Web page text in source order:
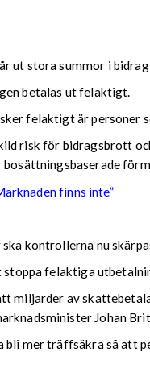
ut stora summor i
betalas ut felaktigt.
felaktigt är
risk för bidragsbrott
finns inte”
kontrollerna nu
felaktiga
miljarder av
Johan
mer träffsäkra så att